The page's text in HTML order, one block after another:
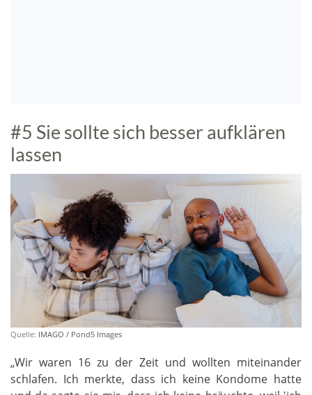
#5 Sie sollte sich besser aufklären
lassen
Quelle: IMAGO / Pond5 Images
„Wir waren 16 zu der Zeit und wollten miteinander
schlafen. Ich merkte, dass ich keine Kondome hatte